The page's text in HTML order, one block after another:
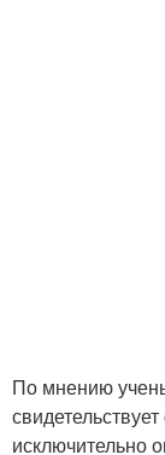
По мнению
исключительно